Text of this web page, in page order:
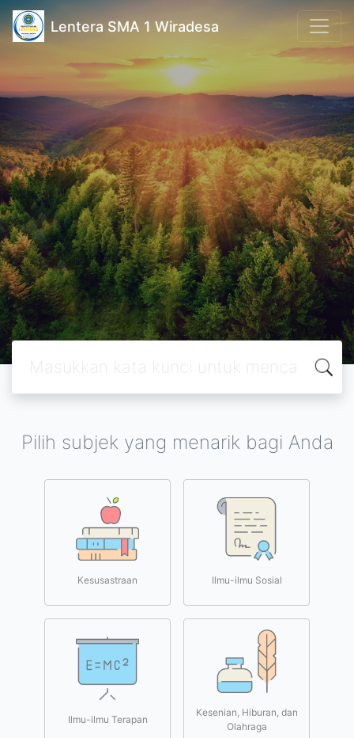
Lentera SMA 1 Wiradesa
Pilih subjek yang menarik bagi Anda
Kesusastraan Ilmu-ilmu Sosial
Ilmu-ilmu Terapan
Kesenian, Hiburan, dan
Olahraga